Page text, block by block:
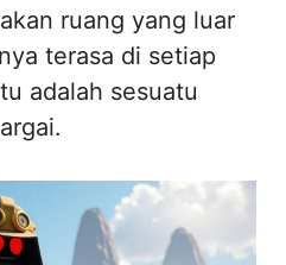
ruang yang luar
terasa di setiap
adalah sesuatu